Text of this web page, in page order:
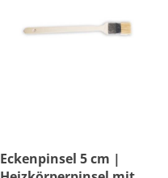
Eckenpinsel 5 cm |